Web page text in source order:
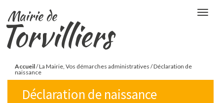
contenu
principal
Mairie de
Torvilliers
Vous
êtes
Accueil/La Mairie, Vos démarches administratives /Déclaration de
naissance
Déclaration de naissance